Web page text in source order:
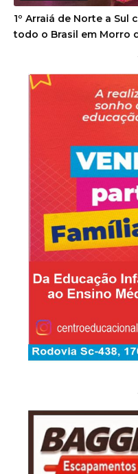
1º Arraiá de Norte a
todo o Brasil em Morro